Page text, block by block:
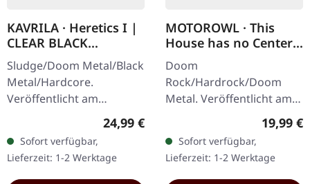
KAVRILA · Heretics I |
CLEAR BLACK
MARBLED LP
Sludge/Doom Metal/Black
Metal/Hardcore.
Veröffentlicht am
30.05.2025, auf Supreme
Clear/Schwarz
marmoriertes Vinyl mit
Regulärer Preis:
24,99 €
Sofort verfügbar,
Lieferzeit: 1-2 Werktage
MOTOROWL · This
House has no Center |
BLACK LP
Doom
Rock/Hardrock/Doom
Metal. Veröffentlicht am
16.02.2024, auf Supreme
Schwarzes Vinyl im
schweren Cover mit Lyrics
19,99 €
Sofort verfügbar,
Lieferzeit: 1-2 Werktage